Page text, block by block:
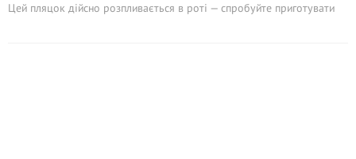
Цей пляцок дійсно розпливається в роті — спробуйте приготувати